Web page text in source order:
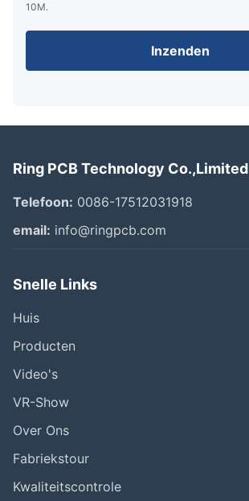
10M.
Inzenden
Ring PCB Technology Co.,Limited
Telefoon: 0086-17512031918
email: info@ringpcb.com
Snelle Links
Huis
Producten
Video's
VR-Show
Over Ons
Fabriekstour
Kwaliteitscontrole